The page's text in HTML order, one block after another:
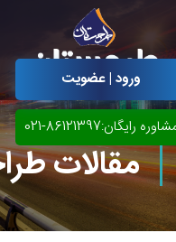
ورود | عضویت
رایگان:86121397-021
مقالات